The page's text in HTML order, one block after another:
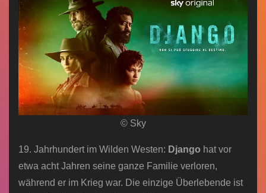
© Sky
19. Jahrhundert im Wilden Westen: Django hat vor
etwa acht Jahren seine ganze Familie verloren,
während er im Krieg war. Die einzige Überlebende ist